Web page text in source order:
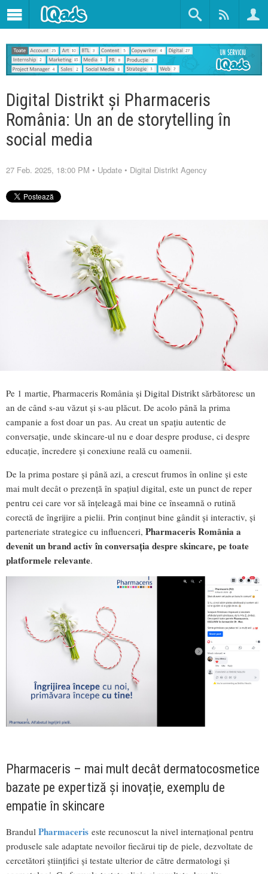
Digital Distrikt și Pharmaceris
România: Un an de storytelling în
social media
27 Feb. 2025, 18:00 PM • Update • Digital Distrikt Agency
Pe 1 martie, Pharmaceris România și Digital Distrikt sărbătoresc un
an de când s-au văzut și s-au plăcut. De acolo până la prima
campanie a fost doar un pas. Au creat un spațiu autentic de
conversație, unde skincare-ul nu e doar despre produse, ci despre
educație, încredere și conexiune reală cu oamenii.
De la prima postare și până azi, a crescut frumos în online și este
mai mult decât o prezență în spațiul digital, este un punct de reper
pentru cei care vor să înțeleagă mai bine ce înseamnă o rutină
corectă de îngrijire a pielii. Prin conținut bine gândit și interactiv, și
parteneriate strategice cu influenceri, Pharmaceris România a
devenit un brand activ în conversația despre skincare, pe toate
platformele relevante.
Pharmaceris – mai mult decât dermatocosmetice
bazate pe expertiză și inovație, exemplu de
empatie în skincare
Brandul Pharmaceris este recunoscut la nivel internațional pentru
produsele sale adaptate nevoilor fiecărui tip de piele, dezvoltate de
cercetători științifici și testate ulterior de către dermatologi și